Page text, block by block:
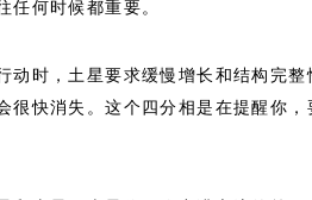
何时候都重要。
动时，土星要求缓慢增长和结构完
很快消失。这个四分相是在提醒你